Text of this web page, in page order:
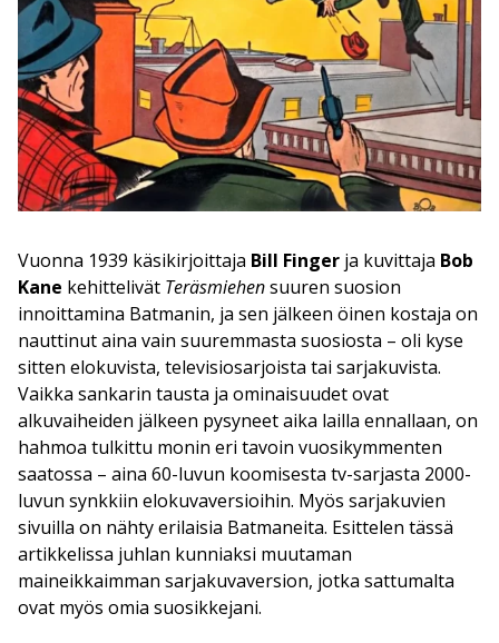
Vuonna 1939 käsikirjoittaja Bill Finger ja kuvittaja Bob
Kane kehittelivät Teräsmiehensuuren suosion
innoittamina Batmanin, ja sen jälkeen öinen kostaja on
nauttinut aina vain suuremmasta suosiosta – oli kyse
sitten elokuvista, televisiosarjoista tai sarjakuvista.
Vaikka sankarin tausta ja ominaisuudet ovat
alkuvaiheiden jälkeen pysyneet aika lailla ennallaan, on
hahmoa tulkittu monin eri tavoin vuosikymmenten
saatossa – aina 60-luvun koomisesta tv-sarjasta 2000-
luvun synkkiin elokuvaversioihin. Myös sarjakuvien
sivuilla on nähty erilaisia Batmaneita. Esittelen tässä
artikkelissa juhlan kunniaksi muutaman
maineikkaimman sarjakuvaversion, jotka sattumalta
ovat myös omia suosikkejani.